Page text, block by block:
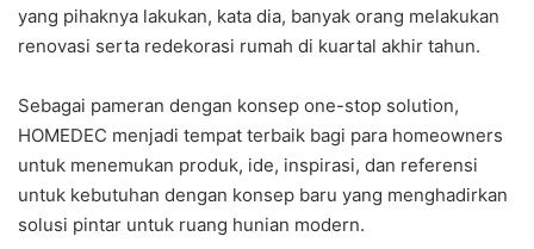
yang pihaknya lakukan, kata dia, banyak orang melakukan
renovasi serta redekorasi rumah di kuartal akhir tahun.
Sebagai pameran dengan konsep one-stop solution,
HOMEDEC menjadi tempat terbaik bagi para homeowners
untuk menemukan produk, ide, inspirasi, dan referensi
untuk kebutuhan dengan konsep baru yang menghadirkan
solusi pintar untuk ruang hunian modern.